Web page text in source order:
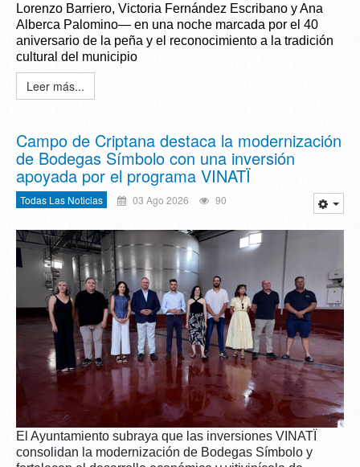
Lorenzo Barriero, Victoria Fernández Escribano y Ana
Alberca Palomino— en una noche marcada por el 40
aniversario de la peña y el reconocimiento a la tradición
cultural del municipio
Leer más...
Campo de Criptana destaca la modernización
de Bodegas Símbolo con una inversión
apoyada por el programa VINATÏ
Todas Las Noticias 03 Ago 2026 90
El Ayuntamiento subraya que las inversiones VINATÏ
consolidan la modernización de Bodegas Símbolo y